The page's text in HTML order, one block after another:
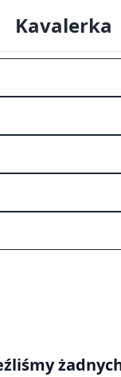
Kavalerka
Ursynów